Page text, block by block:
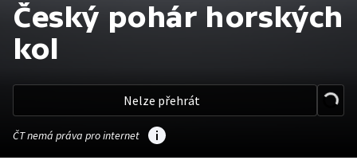
Český pohár horských
kol
Nelze přehrát
ČT nemá práva pro internet